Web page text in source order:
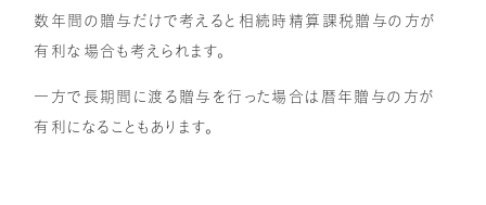
数年間の贈与だけで考えると相続時精算課税贈与の方が
有利な場合も考えられます。
一方で長期間に渡る贈与を行った場合は暦年贈与の方が
有利になることもあります。